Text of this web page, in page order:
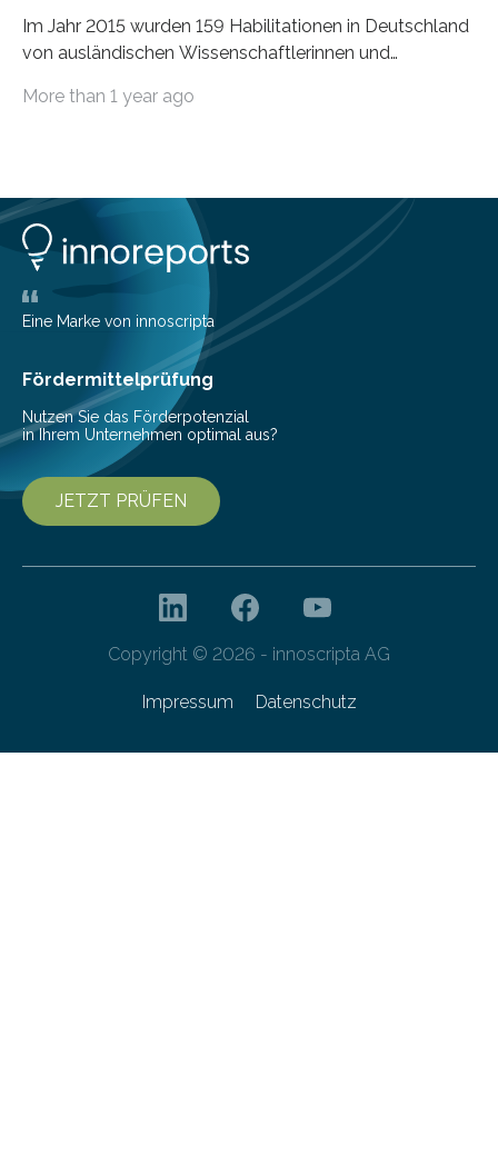
Im Jahr 2015 wurden 159 Habilitationen in Deutschland
von ausländischen Wissenschaftlerinnen und
More than 1 year ago
Eine Marke von innoscripta
Fördermittelprüfung
Nutzen Sie das Förderpotenzial
in Ihrem Unternehmen optimal aus?
JETZT PRÜFEN
Copyright © 2026 - innoscripta AG
Impressum Datenschutz